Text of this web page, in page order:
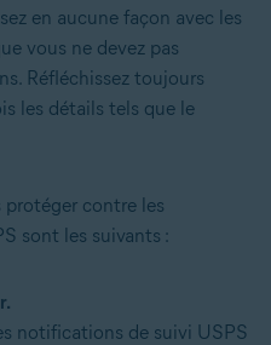
en aucune façon avec les
vous ne devez pas
Réfléchissez toujours
les détails tels que le
protéger contre les
sont les suivants :
notifications de suivi USPS